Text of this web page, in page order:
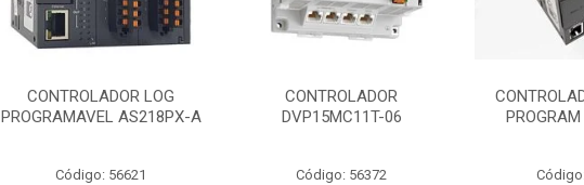
CONTROLADOR LOG
PROGRAMAVEL AS218PX-A
Código: 56621
CONTROLADOR
DVP15MC11T-06
Código: 56372